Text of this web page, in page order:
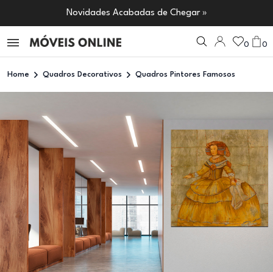
Novidades Acabadas de Chegar »
0 0
Home Quadros Decorativos Quadros Pintores Famosos